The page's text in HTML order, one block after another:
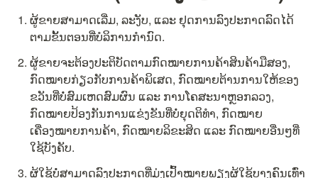
ຜູ້ຂາຍສາມາດເລີ່ມ, ລະງັບ, ແລະ ຢຸດການລົງປະກາດລົດໄດ້
ຕາມຂັ້ນຕອນທີ່ບໍລິການກຳນົດ.
ຜູ້ຂາຍຈະຕ້ອງປະຕິບັດຕາມກົດໝາຍການຄ້າສິນຄ້າມືສອງ,
ກົດໝາຍກ່ຽວກັບການຄ້າພິເສດ, ກົດໝາຍຕ້ານການໃຫ້ຂອງ
ຂວັນທີ່ບໍ່ສົມເຫດສົມຜົນ ແລະ ການໂຄສະນາຫຼອກລວງ,
ກົດໝາຍປ້ອງກັນການແຂ່ງຂັນທີ່ບໍ່ຍຸດຕິທຳ, ກົດໝາຍ
ເຄື່ອງໝາຍການຄ້າ, ກົດໝາຍລິຂະສິດ ແລະ ກົດໝາຍອື່ນໆທີ່
ໃຊ້ບັງຄັບ.
ຜູ້ໃຊ້ບໍ່ສາມາດລົງປະກາດທີ່ມຸ່ງເປົ້າໝາຍພຽງຜູ້ໃຊ້ບາງຄົນເທົ່າ